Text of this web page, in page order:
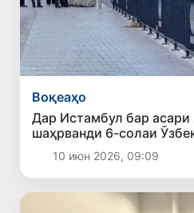
Воқеаҳо
Дар Истамбул бар
шаҳрванди 6-солаи
расид10 июн 2026, 09:09